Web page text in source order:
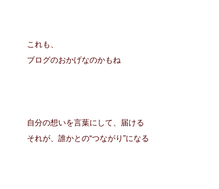
これも、
ブログのおかげなのかもね
自分の想いを言葉にして、届ける
それが、誰かとの“つながり”になる